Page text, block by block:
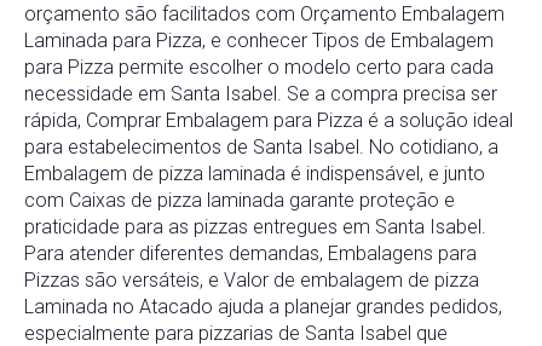
orçamento são facilitados com Orçamento Embalagem
Laminada para Pizza, e conhecer Tipos de Embalagem
para Pizza permite escolher o modelo certo para cada
necessidade em Santa Isabel. Se a compra precisa ser
rápida, Comprar Embalagem para Pizza é a solução ideal
para estabelecimentos de Santa Isabel. No cotidiano, a
Embalagem de pizza laminada é indispensável, e junto
com Caixas de pizza laminada garante proteção e
praticidade para as pizzas entregues em Santa Isabel.
Para atender diferentes demandas, Embalagens para
Pizzas são versáteis, e Valor de embalagem de pizza
Laminada no Atacado ajuda a planejar grandes pedidos,
especialmente para pizzarias de Santa Isabel que